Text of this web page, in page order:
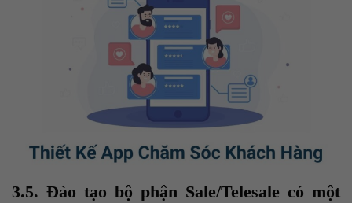
3.5. Đào tạo bộ phận Sale/Telesale có một